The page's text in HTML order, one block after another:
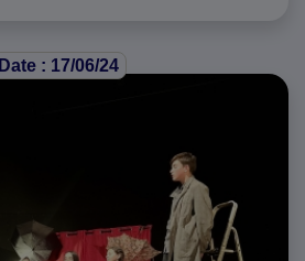
Date : 17/06/24